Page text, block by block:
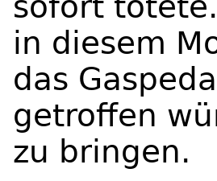
in diesem
das
getroffen
zu bringen.